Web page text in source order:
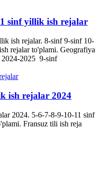
sinf yillik ish rejalar
ish rejalar. 8-sinf 9-sinf 10-
rejalar to'plami. Geografiya
2025 9-sinf
ish rejalar 2024
2024. 5-6-7-8-9-10-11 sinf
Fransuz tili ish reja